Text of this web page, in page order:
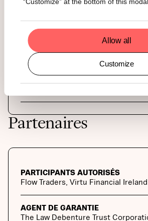
Allow all
Customize
TITRES EN CIRCULATION
VALEUR LIQUIDATIVE PAR UNITÉ
FRAIS DE GESTION
Partenaires
PARTICIPANTS AUTORISÉS
Flow Traders, Virtu Financial
AGENT DE GARANTIE
The Law Debenture Trust